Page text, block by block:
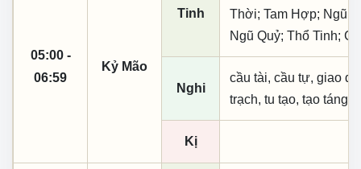
05:00 -
06:59
Kỷ Mão
Tinh
Thời; Tam Hợp; Ngũ
Ngũ Quỷ; Thổ Tinh;
Nghi
cầu tài, cầu tự, giao
trạch, tu tạo, tạo táng,
Kị